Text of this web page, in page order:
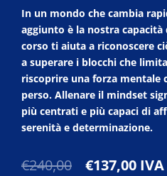
In un mondo che cambia
aggiunto è la nostra
corso ti aiuta a riconoscere
a superare i blocchi che
riscoprire una forza mentale
perso. Allenare il mindset
più centrati e più capaci di
serenità e determinazione.
€240,00
Il
€137,00Il